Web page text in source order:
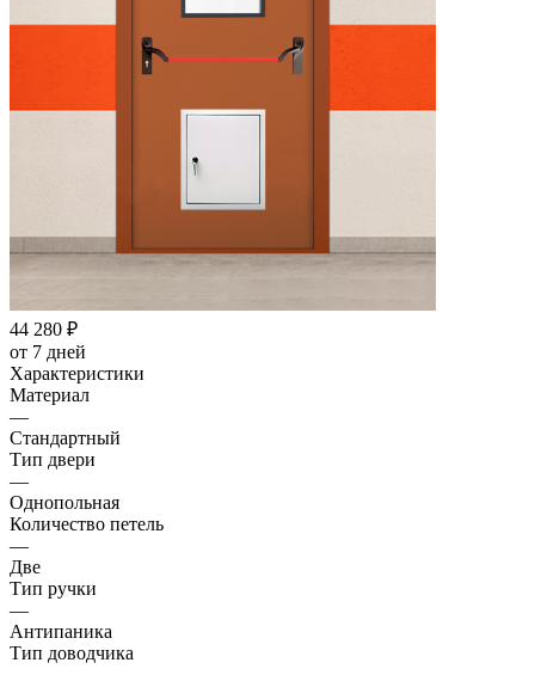
44 280 ₽
от 7 дней
Характеристики
Материал
—
Стандартный
Тип двери
—
Однопольная
Количество петель
—
Две
Тип ручки
—
Антипаника
Тип доводчика